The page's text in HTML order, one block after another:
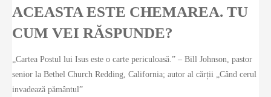
ACEASTA ESTE CHEMAREA. TU
CUM VEI RĂSPUNDE?
„Cartea Postul lui Isus este o carte periculoasă.” – Bill Johnson, pastor
senior la Bethel Church Redding, California; autor al cărții „Când cerul
invadează pământul”